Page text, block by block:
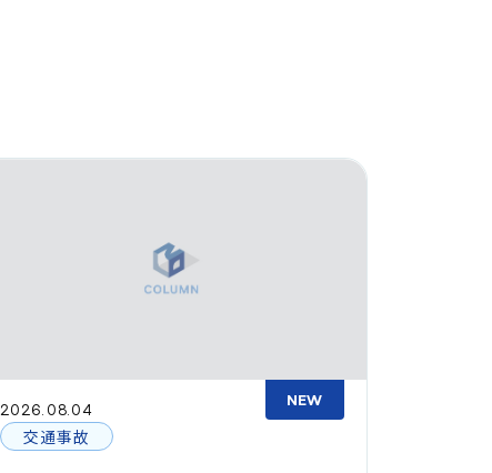
2026.08.04
NEW
交通事故